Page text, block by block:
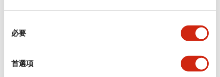
必要
首選項
防爆設
備
ECG1、ECG3